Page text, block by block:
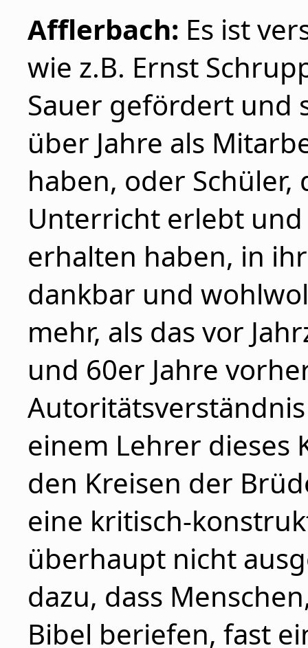
Afflerbach: Es ist
wie z.B. Ernst
Sauer gefördert und
über Jahre als
haben, oder
Unterricht erlebt
erhalten haben, in
dankbar und
mehr, als das vor
und 60er Jahre
einem Lehrer dieses
den Kreisen der
eine kritisch-
überhaupt nicht
dazu, dass
Bibel beriefen, fast